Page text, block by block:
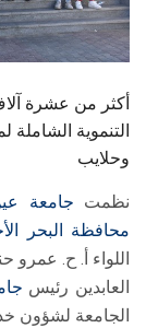
أكثر من عشرة
التنموية
وحلايب
نظمت جامعة
محافظة البحر
اللواء أ. ح.
العابدين رئيس
الجامعة لشؤون